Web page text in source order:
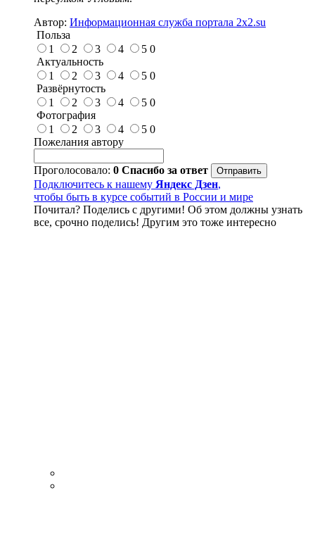
Автор: Информационная служба портала 2x2.su
Польза
1
2 3 4 5 0
Актуальность
1
2 3 4 5 0
Развёрнутость
1
2 3 4 5 0
Фотография
1
2 3 4 5 0
Пожелания автору
Проголосовало: 0 Спасибо за ответ
Подключитесь к нашему Яндекс Дзен,
чтобы быть в курсе событий в России и мире
Почитал? Поделись с другими! Об этом должны узнать
все, срочно поделись! Другим это тоже интересно